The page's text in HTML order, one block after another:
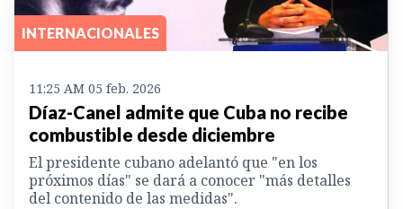
INTERNACIONALES
11:25 AM 05 feb. 2026
Díaz-Canel admite que Cuba no recibe
combustible desde diciembre
El presidente cubano adelantó que "en los
próximos días" se dará a conocer "más detalles
del contenido de las medidas".